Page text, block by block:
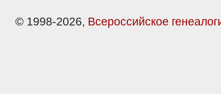
© 1998-2026, Всероссийское